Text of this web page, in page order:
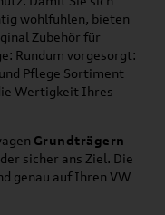
wohlfühlen, bieten
Zubehör für
Rundum vorgesorgt:
Pflege Sortiment
Wertigkeit Ihres
Grundträgern
sicher ans Ziel. Die
genau auf Ihren VW